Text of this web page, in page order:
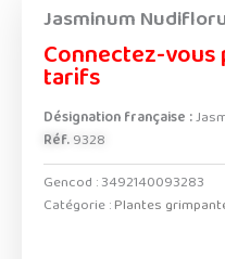
Jasminum
Connectez-
tarifs
Désignation française :
Réf.9328
Gencod :3492140093283
Catégorie :Plantes